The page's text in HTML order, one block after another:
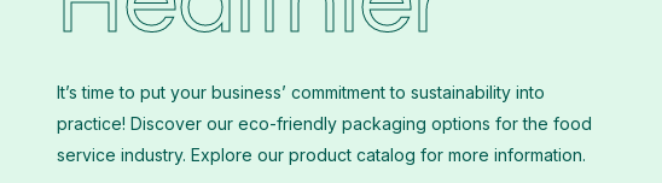
It’s time to put your business’ commitment to sustainability into
practice! Discover our eco-friendly packaging options for the food
service industry. Explore our product catalog for more information.